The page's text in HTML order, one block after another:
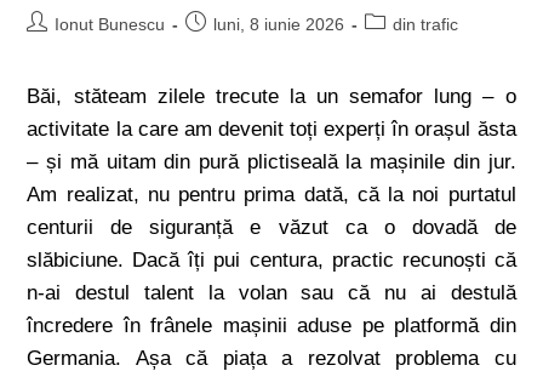
Ionut Bunescu luni, 8 iunie 2026 din trafic
Băi, stăteam zilele trecute la un semafor lung – o
activitate la care am devenit toți experți în orașul ăsta
– și mă uitam din pură plictiseală la mașinile din jur.
Am realizat, nu pentru prima dată, că la noi purtatul
centurii de siguranță e văzut ca o dovadă de
slăbiciune. Dacă îți pui centura, practic recunoști că
n-ai destul talent la volan sau că nu ai destulă
încredere în frânele mașinii aduse pe platformă din
Germania. Așa că piața a rezolvat problema cu